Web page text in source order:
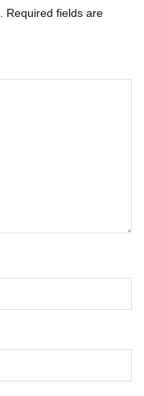
Required fields are